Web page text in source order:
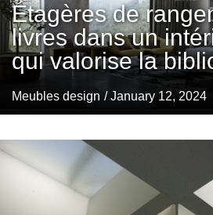
Étagères de
livres dans un
qui valorise la
Meubles design / January 12, 2024